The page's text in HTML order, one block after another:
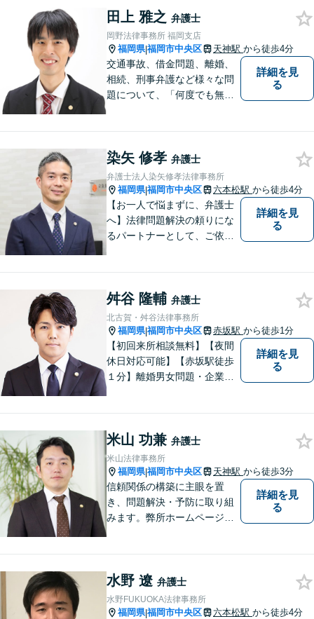
田上 雅之 弁護士
岡野法律事務所 福岡支店
福岡県|福岡市中央区 天神駅 から徒歩4分
交通事故、借金問題、離婚、
相続、刑事弁護など様々な問
題について、「何度でも無
も可能です！
詳細を見
る
染矢 修孝 弁護士
弁護士法人染矢修孝法律事務所
福岡県|福岡市中央区 六本松駅 から徒歩4分
【お一人で悩まずに、弁護士
へ】法律問題解決の頼りにな
るパートナーとして、ご依頼
じめ、「離婚事件」、「損害
賠償請求事件」、「刑事事
件」まで多数の事件の取り扱
い【分割払い可】
詳細を見
る
舛谷 隆輔 弁護士
北古賀・舛谷法律事務所
福岡県|福岡市中央区 赤坂駅 から徒歩1分
【初回来所相談無料】【夜間
休日対応可能】【赤坂駅徒歩
１分】離婚男女問題・企業法
詳細を見
る
米山 功兼 弁護士
米山法律事務所
福岡県|福岡市中央区 天神駅 から徒歩3分
信頼関係の構築に主眼を置
き、問題解決・予防に取り組
みます。弊所ホームページは
詳細を見
る
水野 遼 弁護士
水野FUKUOKA法律事務所
福岡県|福岡市中央区 六本松駅 から徒歩4分